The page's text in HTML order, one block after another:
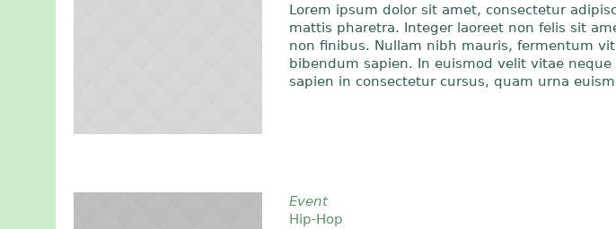
Lorem ipsum dolor sit amet, consectetur
mattis pharetra. Integer laoreet non felis sit
non finibus. Nullam nibh mauris, fermentum
bibendum sapien. In euismod velit vitae
sapien in consectetur cursus, quam urna
Event
Hip-Hop